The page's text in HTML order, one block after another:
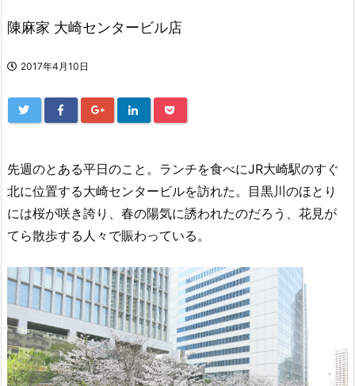
陳麻家 大崎センタービル店
2017年4月10日
先週のとある平日のこと。ランチを食べにJR大崎駅のすぐ
北に位置する大崎センタービルを訪れた。目黒川のほとり
には桜が咲き誇り、春の陽気に誘われたのだろう、花見が
てら散歩する人々で賑わっている。